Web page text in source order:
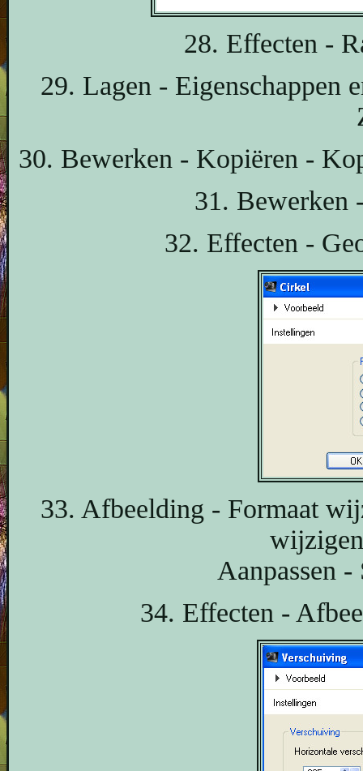
28. Effecten -
29. Lagen - Eigenschappen
30. Bewerken - Kopiëren -
31. Bewerken
32. Effecten -
33. Afbeelding - Formaat
Aanpassen -
34. Effecten -